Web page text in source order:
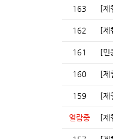
163 [제
162 [제
161 [민
160 [제
159 [제
열람중 [제